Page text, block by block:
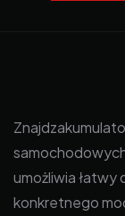
umożliwia
konkretnego